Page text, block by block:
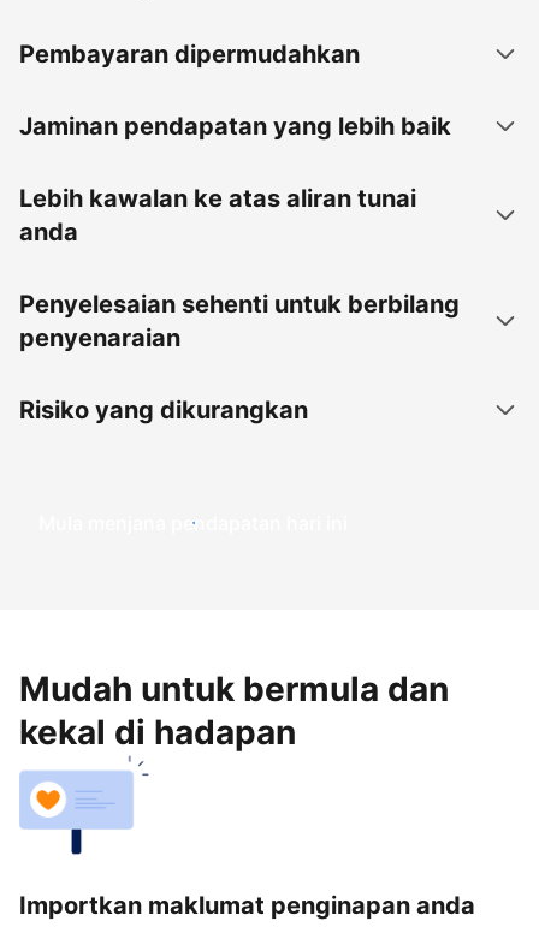
Pembayaran dipermudahkan
Jaminan pendapatan yang lebih baik
Lebih kawalan ke atas aliran tunai
anda
Penyelesaian sehenti untuk berbilang
penyenaraian
Risiko yang dikurangkan
Mula menjana pendapatan hari ini
Mudah untuk bermula dan
kekal di hadapan
Importkan maklumat penginapan anda